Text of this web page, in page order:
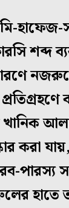
শব্দ
করা
পারস্য
হাতে